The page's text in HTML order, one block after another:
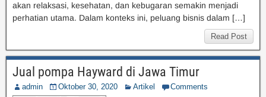
akan relaksasi, kesehatan, dan kebugaran semakin menjadi
perhatian utama. Dalam konteks ini, peluang bisnis dalam […]
Read Post
Jual pompa Hayward di Jawa Timur
admin Oktober 30, 2020 Artikel Comments